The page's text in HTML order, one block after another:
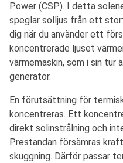
Power (CSP). I detta
speglar solljus från ett
dig när du använder ett
koncentrerade ljuset
värmemaskin, som i sin tur
generator.
En förutsättning för
koncentreras. Ett
direkt solinstrålning och
Prestandan försämras
skuggning. Därför passar